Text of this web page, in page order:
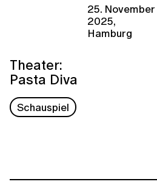
25.
2025,
Hamburg
Theater:
Pasta Diva
Schauspiel